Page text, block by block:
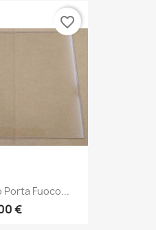
Fuoco...
€
favorite_border